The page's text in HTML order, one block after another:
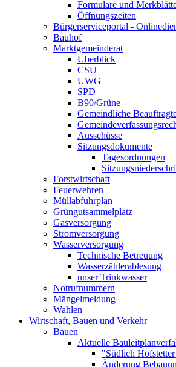
Formulare und
Öffnungszeiten
Bürgerserviceportal -
Bauhof
Marktgemeinderat
Überblick
CSU
UWG
SPD
B90/Grüne
Gemeindliche
Ausschüsse
Sitzungsdokumente
Tagesordnungen
Forstwirtschaft
Feuerwehren
Müllabfuhrplan
Grüngutsammelplatz
Gasversorgung
Stromversorgung
Wasserversorgung
Technische Betreuung
Wasserzählerablesung
unser Trinkwasser
Notrufnummern
Mängelmeldung
Wahlen
Wirtschaft, Bauen und Verkehr
Bauen
Aktuelle
"Südlich
Änderung